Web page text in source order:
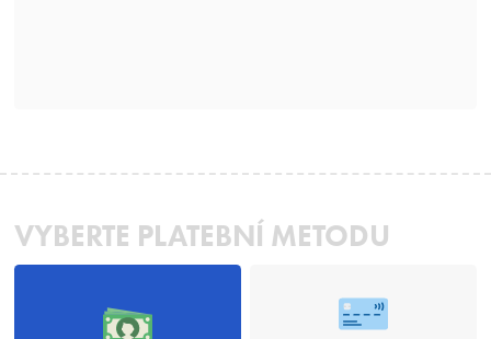
VYBERTE PLATEBNÍ METODU